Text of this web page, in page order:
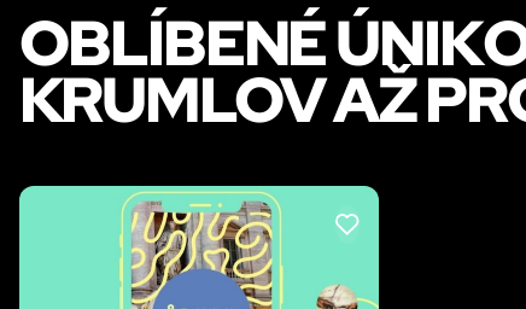
OBLÍBENÉ
KRUMLOV AŽ
LIKE